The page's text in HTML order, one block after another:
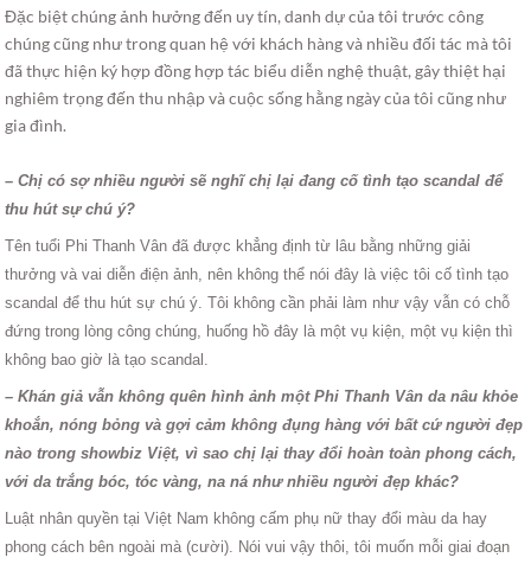
Đặc biệt chúng ảnh hưởng đến uy tín, danh dự của tôi trước công
chúng cũng như trong quan hệ với khách hàng và nhiều đối tác mà tôi
đã thực hiện ký hợp đồng hợp tác biểu diễn nghệ thuật, gây thiệt hại
nghiêm trọng đến thu nhập và cuộc sống hằng ngày của tôi cũng như
gia đình.
– Chị có sợ nhiều người sẽ nghĩ chị lại đang cố tình tạo scandal để
thu hút sự chú ý?
Tên tuổi Phi Thanh Vân đã được khẳng định từ lâu bằng những giải
thưởng và vai diễn điện ảnh, nên không thể nói đây là việc tôi cố tình tạo
scandal để thu hút sự chú ý. Tôi không cần phải làm như vậy vẫn có chỗ
đứng trong lòng công chúng, huống hồ đây là một vụ kiện, một vụ kiện thì
không bao giờ là tạo scandal.
– Khán giả vẫn không quên hình ảnh một Phi Thanh Vân da nâu khỏe
khoắn, nóng bỏng và gợi cảm không đụng hàng với bất cứ người đẹp
nào trong showbiz Việt, vì sao chị lại thay đổi hoàn toàn phong cách,
với da trắng bóc, tóc vàng, na ná như nhiều người đẹp khác?
Luật nhân quyền tại Việt Nam không cấm phụ nữ thay đổi màu da hay
phong cách bên ngoài mà (cười). Nói vui vậy thôi, tôi muốn mỗi giai đoạn